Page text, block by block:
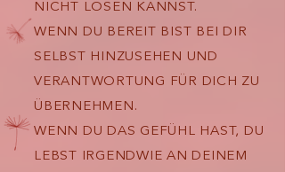
NICHT LÖSEN KANNST.
WENN DU BEREIT BIST BEI DIR
SELBST HINZUSEHEN UND
VERANTWORTUNG FÜR DICH ZU
ÜBERNEHMEN.
WENN DU DAS GEFÜHL HAST, DU
LEBST IRGENDWIE AN DEINEM